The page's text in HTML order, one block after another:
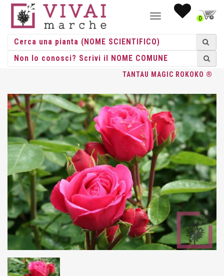
NAVIGAZIONE0
HOME /ROSE/GRANDE FIORE/TANTAU / ROSA GR. FIORE
TANTAU MAGIC ROKOKO ®